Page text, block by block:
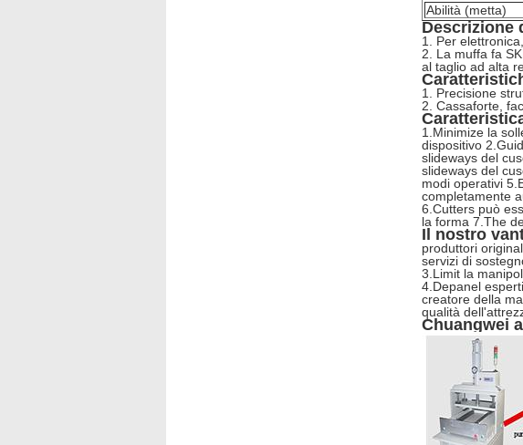
Abilità (metta)
Descrizione
1. Per
2. La muffa fa
al taglio ad alta
1. Precisione
2. Cassaforte,
1.Minimize la
dispositivo
slideways del
slideways del
modi operativi
completamente
6.Cutters può
la forma 7.The
Il nostro
produttori
servizi di
3.Limit la
4.Depanel
creatore della
qualità
Chuangwei